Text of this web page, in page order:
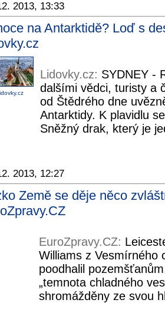
2013, 13:33
na Antarktidě? Loď s
Lidovky.cz: SYDNEY -
dalšími vědci, turisty a
od Štědrého dne
Antarktidy. K plavidlu
Sněžný drak, který je
2013, 12:27
Země se děje něco
EuroZpravy.CZ:
Williams z Vesmírného
poodhalil
„temnota chladného
shromážděny ze svou